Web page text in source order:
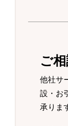
ご
他社サ
設・お
承りま